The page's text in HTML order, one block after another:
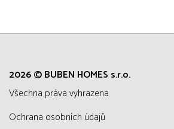
2026 © BUBEN HOMES s.r.o.
všechna práva vyhrazena
Ochrana osobních údajů